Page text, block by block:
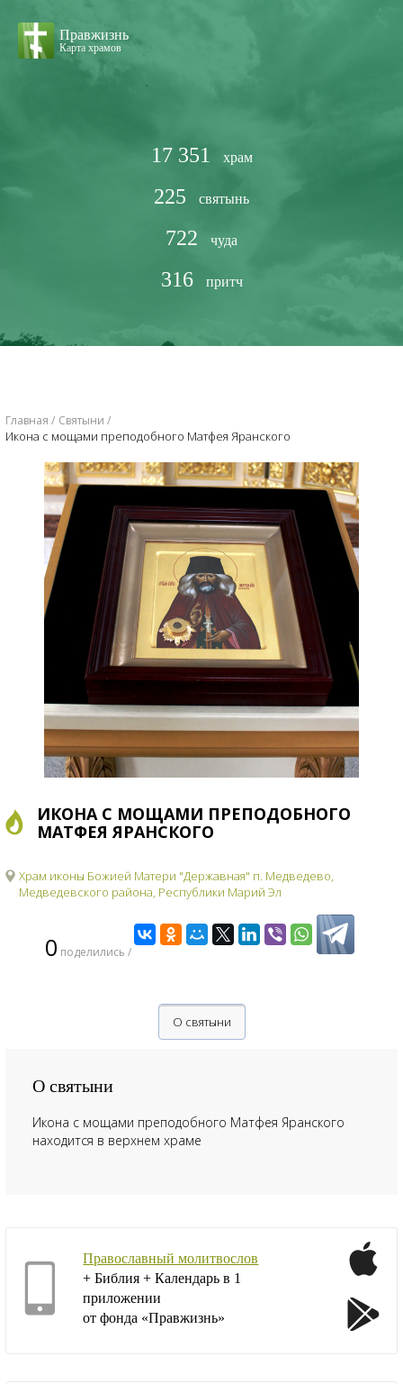
Правжизнь
Карта храмов
17 351 храм
225 святынь
722 чуда
316 притч
Главная Святыни
Икона с мощами преподобного Матфея Яранского
ИКОНА С МОЩАМИ ПРЕПОДОБНОГО
МАТФЕЯ ЯРАНСКОГО
Храм иконы Божией Матери "Державная" п. Медведево,
Медведевского района, Республики Марий Эл
0 поделились /
О святыни
О святыни
Икона с мощами преподобного Матфея Яранского
находится в верхнем храме
Православный молитвослов
+ Библия + Календарь в 1
приложении
от фонда «Правжизнь»